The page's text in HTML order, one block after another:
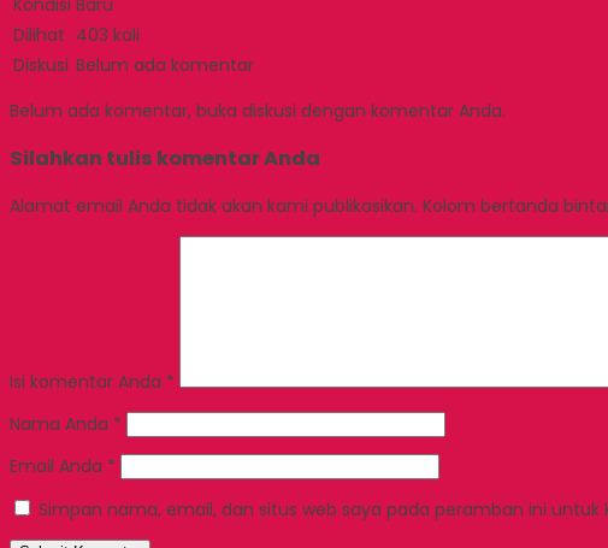
Kondisi Baru
Dilihat 403 kali
Diskusi Belum ada komentar
Belum ada komentar, buka diskusi dengan komentar Anda.
Silahkan tulis komentar Anda
Alamat email Anda tidak akan kami publikasikan. Kolom bertanda
Isi komentar Anda *
Nama Anda *
Email Anda *
Simpan nama, email, dan situs web saya pada peramban ini